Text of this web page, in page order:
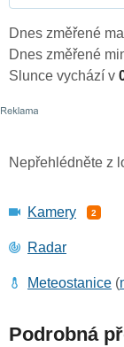
Dnes změřené
Dnes změřené
Slunce vychází v
Nepřehlédněte z
Kamery 2
Radar
Meteostanice (
Podrobná